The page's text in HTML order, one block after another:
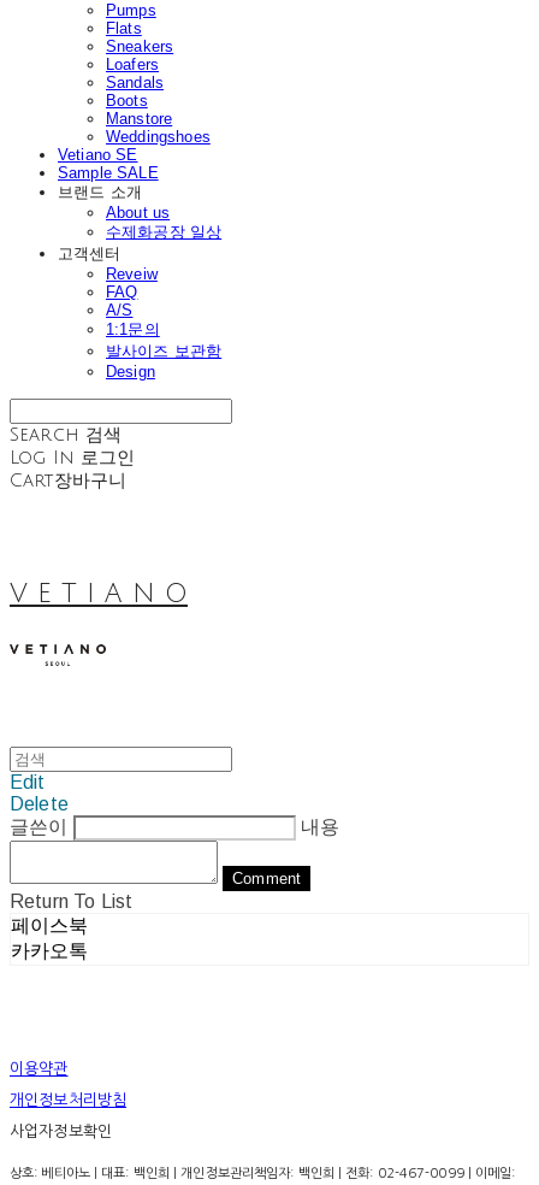
Pumps
Flats
Sneakers
Loafers
Sandals
Boots
Manstore
Weddingshoes
Vetiano SE
Sample SALE
브랜드 소개
About us
수제화공장 일상
고객센터
Reveiw
FAQ
A/S
1:1문의
발사이즈 보관함
Design
Search 검색
Log In 로그인
Cart장바구니
V E T I A N O
Edit
Delete
글쓴이
내용
Comment
Return To List
페이스북
카카오톡
이용약관
개인정보처리방침
사업자정보확인
상호: 베티아노 | 대표: 백인희 | 개인정보관리책임자: 백인희 | 전화: 02-467-0099 | 이메일: